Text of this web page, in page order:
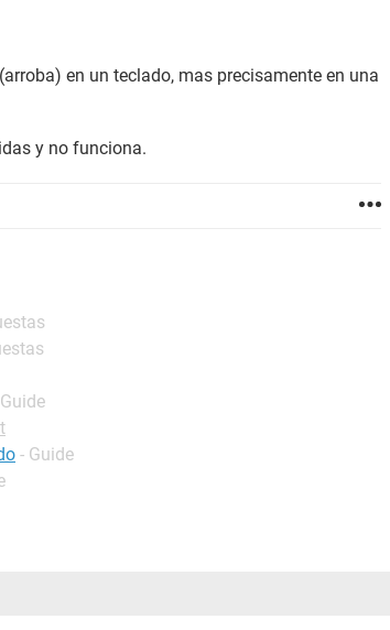
en un teclado, mas precisamente en una
y no funciona.
- Guide